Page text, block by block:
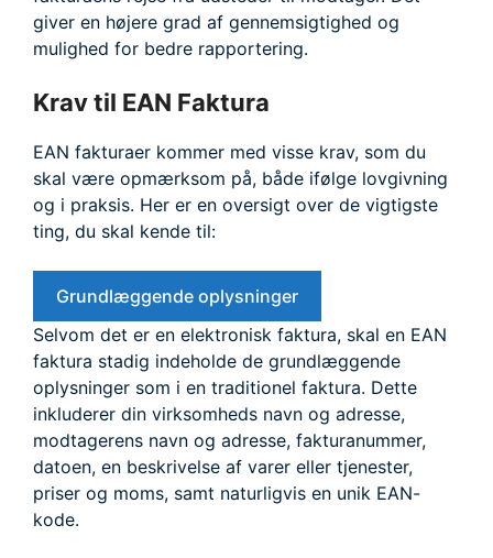
giver en højere grad af gennemsigtighed og
mulighed for bedre rapportering.
Krav til EAN Faktura
EAN fakturaer kommer med visse krav, som du
skal være opmærksom på, både ifølge lovgivning
og i praksis. Her er en oversigt over de vigtigste
ting, du skal kende til:
Grundlæggende oplysninger
Selvom det er en elektronisk faktura, skal en EAN
faktura stadig indeholde de grundlæggende
oplysninger som i en traditionel faktura. Dette
inkluderer din virksomheds navn og adresse,
modtagerens navn og adresse, fakturanummer,
datoen, en beskrivelse af varer eller tjenester,
priser og moms, samt naturligvis en unik EAN-
kode.